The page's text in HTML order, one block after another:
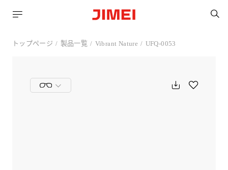
トップページ 製品一覧 Vibrant Nature UFQ-0053